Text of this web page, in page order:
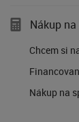
Nákup
Chcem si
Nákup na